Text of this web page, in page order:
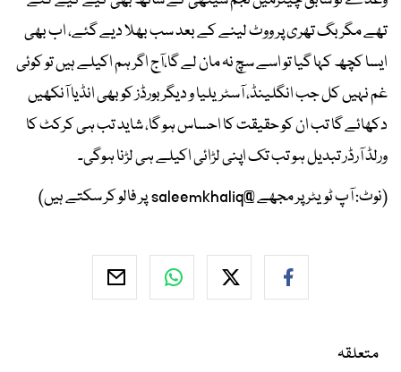
تھے مگر بگ تھری پر ووٹ لینے کے بعد سب بھلا دیے گئے، اب بھی
ایسا کچھ کہا گیا تو اسے سچ نہ مان لے گا،آج اگر ہم اکیلے ہیں تو کوئی
غم نہیں کل جب انگلینڈ، آسٹریلیا و دیگر بورڈز کو بھی انڈیا آنکھیں
دکھائے گا تب ان کو حقیقت کا احساس ہو گا، شاید تب ہی کرکٹ کا
ورلڈ آرڈر تبدیل ہو تب تک اپنی لڑائی اکیلے ہی لڑنا ہوگی۔
(نوٹ: آپ ٹویٹر پر مجھے @saleemkhaliq پر فالو کر سکتے ہیں)
متعلقہ